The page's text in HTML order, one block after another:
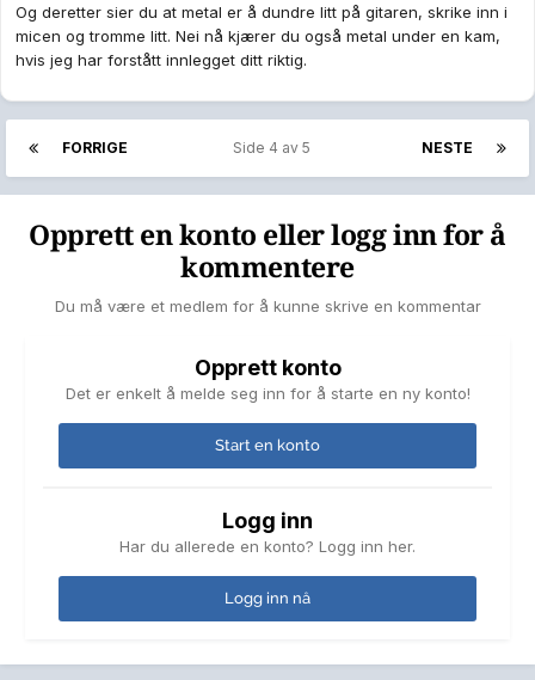
Og deretter sier du at metal er å dundre litt på gitaren, skrike inn i
micen og tromme litt. Nei nå kjærer du også metal under en kam,
hvis jeg har forstått innlegget ditt riktig.
FORRIGE NESTE
Side 4 av 5
Opprett en konto eller logg inn for å
kommentere
Du må være et medlem for å kunne skrive en kommentar
Opprett konto
Det er enkelt å melde seg inn for å starte en ny konto!
Start en konto
Logg inn
Har du allerede en konto? Logg inn her.
Logg inn nå